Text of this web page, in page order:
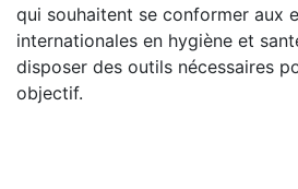
qui souhaitent se conformer aux
internationales en hygiène et
disposer des outils nécessaires
objectif.